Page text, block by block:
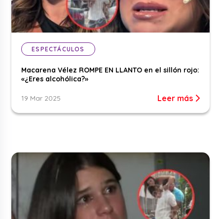
ESPECTÁCULOS
Macarena Vélez ROMPE EN LLANTO en el sillón rojo:
«¿Eres alcohólica?»
19 Mar 2025 Leer más